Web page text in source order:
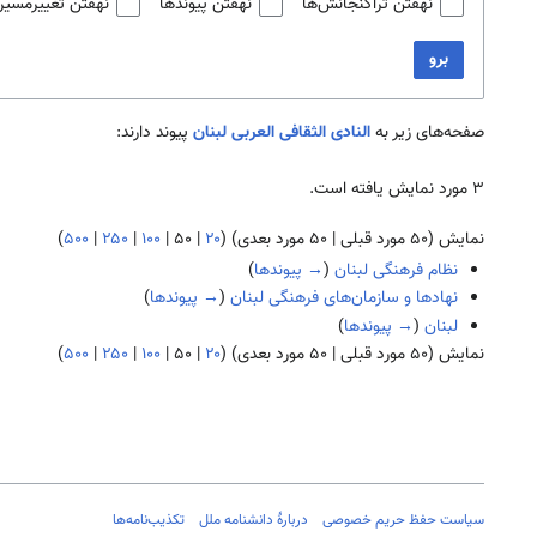
برو
صفحه‌های زیر بهالنادی الثقافی العربی لبنان پیوند دارند:
۳ مورد نمایش یافته است.
نمایش (۵۰ مورد قبلی | ۵۰ مورد بعدی ) (۲۰ | ۵۰| ۱۰۰ | ۲۵۰ | ۵۰۰)
نظام فرهنگی لبنان (→ پیوندها)
نهادها و سازمان‌های فرهنگی لبنان (→ پیوندها)
لبنان (→ پیوندها)
نمایش (۵۰ مورد قبلی | ۵۰ مورد بعدی ) (۲۰ | ۵۰| ۱۰۰ | ۲۵۰ | ۵۰۰)
سیاست حفظ حریم خصوصی دربارهٔ دانشنامه ملل تکذیب‌نامه‌ها